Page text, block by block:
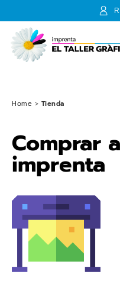
Home > Tienda
Comprar
imprenta